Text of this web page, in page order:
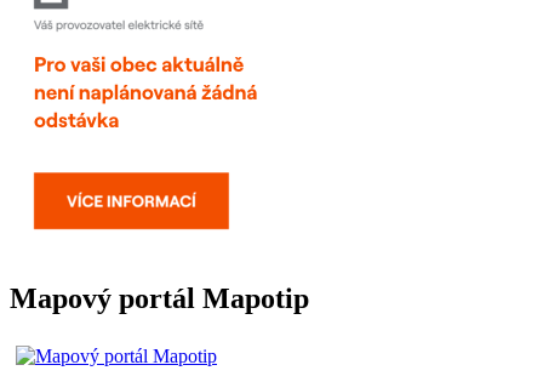
Mapový portál Mapotip